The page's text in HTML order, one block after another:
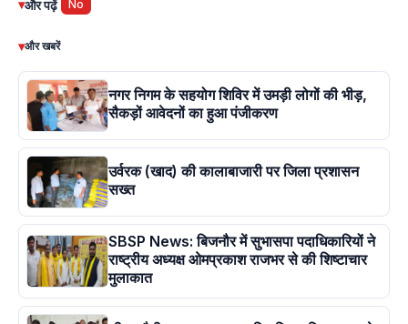
▾और पढ़ें No
▾और खबरें
नगर निगम के सहयोग शिविर में उमड़ी लोगों की भीड़,
सैकड़ों आवेदनों का हुआ पंजीकरण
उर्वरक (खाद) की कालाबाजारी पर जिला प्रशासन
सख्त
SBSP News: बिजनौर में सुभासपा पदाधिकारियों ने
राष्ट्रीय अध्यक्ष ओमप्रकाश राजभर से की शिष्टाचार
मुलाकात